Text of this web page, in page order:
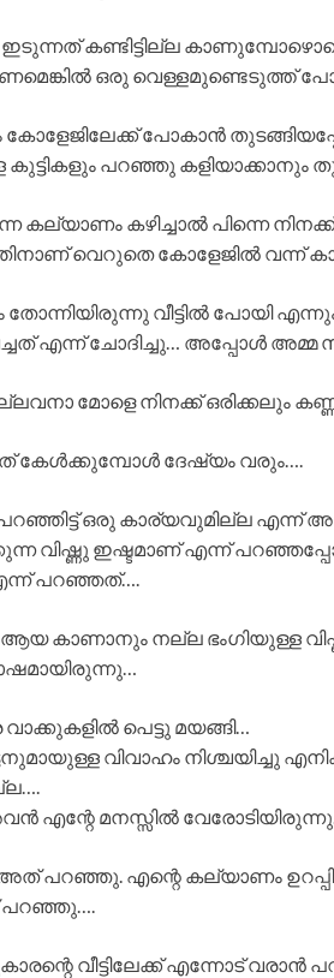
കണ്ടിട്ടില്ല
ഒരു വെള്ളമുണ്ടെടുത്ത്
പോകാൻ
കുട്ടികളും പറഞ്ഞു കളിയാക്കാനും
കല്യാണം കഴിച്ചാൽ പിന്നെ
വെറുതെ കോളേജിൽ വന്ന്
തോന്നിയിരുന്നു വീട്ടിൽ പോയി
എന്ന് ചോദിച്ചു… അപ്പോൾ അമ്മ
മോളെ നിനക്ക് ഒരിക്കലും
ദേഷ്യം വരും….
ഒരു കാര്യവുമില്ല എന്ന്
വിഷ്ണു ഇഷ്ടമാണ് എന്ന്
പറഞ്ഞത്….
കാണാനും നല്ല ഭംഗിയുള്ള
പെട്ടു മയങ്ങി…
വിവാഹം നിശ്ചയിച്ചു
എന്റേ മനസ്സിൽ
പറഞ്ഞു. എന്റെ കല്യാണം
പറഞ്ഞു….
വീട്ടിലേക്ക് എന്നോട്